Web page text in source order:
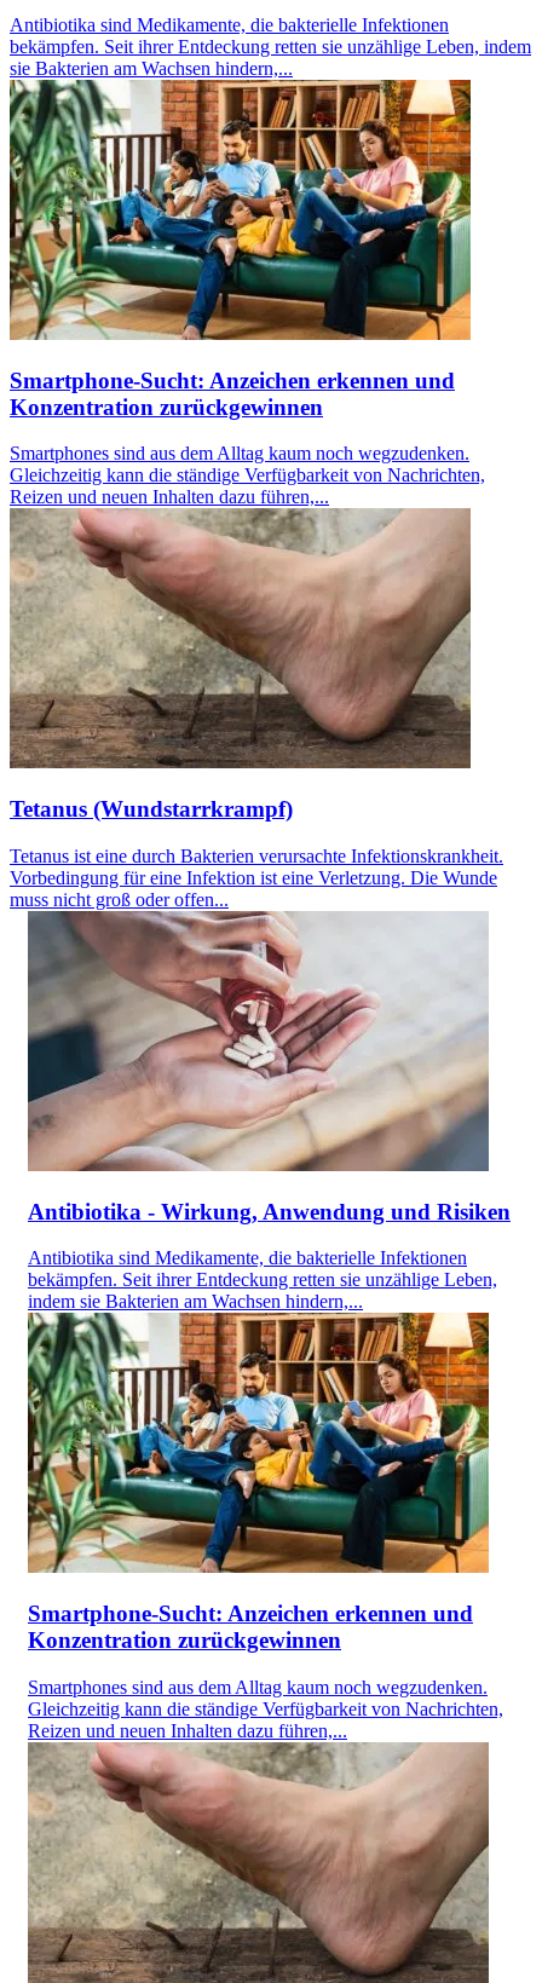
Antibiotika sind Medikamente, die bakterielle Infektionen
bekämpfen. Seit ihrer Entdeckung retten sie unzählige Leben, indem
sie Bakterien am Wachsen hindern,...
Smartphone-Sucht: Anzeichen erkennen und
Konzentration zurückgewinnen
Smartphones sind aus dem Alltag kaum noch wegzudenken.
Gleichzeitig kann die ständige Verfügbarkeit von Nachrichten,
Reizen und neuen Inhalten dazu führen,...
Tetanus (Wundstarrkrampf)
Tetanus ist eine durch Bakterien verursachte Infektionskrankheit.
Vorbedingung für eine Infektion ist eine Verletzung. Die Wunde
muss nicht groß oder offen...
Antibiotika - Wirkung, Anwendung und Risiken
Antibiotika sind Medikamente, die bakterielle Infektionen
bekämpfen. Seit ihrer Entdeckung retten sie unzählige Leben,
indem sie Bakterien am Wachsen hindern,...
Smartphone-Sucht: Anzeichen erkennen und
Konzentration zurückgewinnen
Smartphones sind aus dem Alltag kaum noch wegzudenken.
Gleichzeitig kann die ständige Verfügbarkeit von Nachrichten,
Reizen und neuen Inhalten dazu führen,...